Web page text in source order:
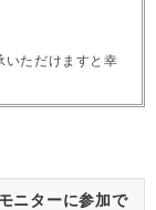
ただけますと幸
ニターに参加で